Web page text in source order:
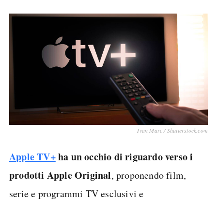
Ivan Marc / Shutterstock.com
Apple TV+ha un occhio di riguardo verso i
prodotti Apple Original, proponendo film,
serie e programmi TV esclusivi e